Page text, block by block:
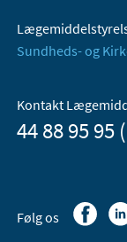
Sundheds- og
Kontakt
44 88 95 95
Følg os